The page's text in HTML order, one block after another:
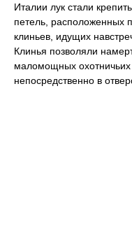
Италии лук стали
петель, расположенных
клиньев, идущих
Клинья позволяли
маломощных охотничьих
непосредственно в